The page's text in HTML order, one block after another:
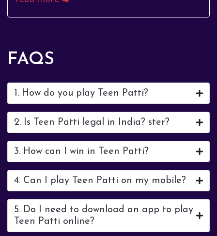
FAQS
1. How do you play Teen Patti?
2. Is Teen Patti legal in India? ster?
3. How can I win in Teen Patti?
4. Can I play Teen Patti on my mobile?
5. Do I need to download an app to play
Teen Patti online?